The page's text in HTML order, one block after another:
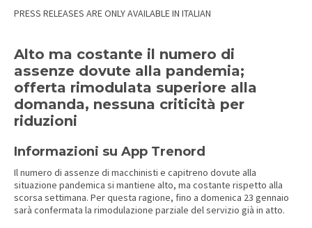
PRESS RELEASES ARE ONLY AVAILABLE IN ITALIAN
Alto ma costante il numero di
assenze dovute alla pandemia;
offerta rimodulata superiore alla
domanda, nessuna criticità per
riduzioni
Informazioni su App Trenord
Il numero di assenze di macchinisti e capitreno dovute alla
situazione pandemica si mantiene alto, ma costante rispetto alla
scorsa settimana. Per questa ragione, fino a domenica 23 gennaio
sarà confermata la rimodulazione parziale del servizio già in atto.